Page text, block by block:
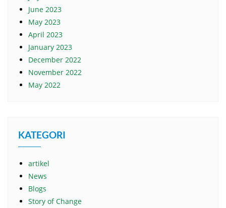
June 2023
May 2023
April 2023
January 2023
December 2022
November 2022
May 2022
KATEGORI
artikel
News
Blogs
Story of Change